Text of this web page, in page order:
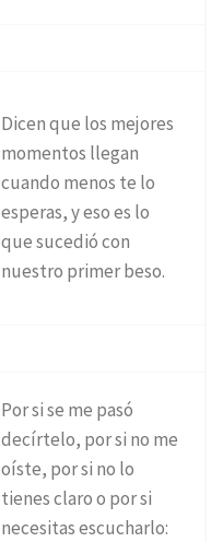
Dicen que los mejores
momentos llegan
cuando menos te lo
esperas, y eso es lo
que sucedió con
nuestro primer beso.
Por si se me pasó
decírtelo, por si no me
oíste, por si no lo
tienes claro o por si
necesitas escucharlo: